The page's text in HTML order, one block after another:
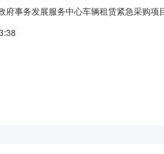
府事务发展服务中心车辆租赁紧急采购
生命安全，按照辽宁省财政厅《关于做
服务